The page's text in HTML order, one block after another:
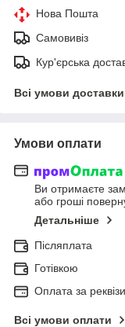
Нова Пошта
Самовивіз
Кур'єрська
Всі умови доставки
Умови оплати
Ви отримаєте
або гроші
Детальніше
Післяплата
Готівкою
Оплата за
Всі умови оплати